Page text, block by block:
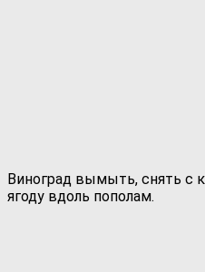
Виноград вымыть, снять с
ягоду вдоль пополам.